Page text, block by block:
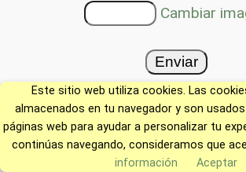
Cambiar
Este sitio web utiliza cookies. Las
almacenados en tu navegador y son
páginas web para ayudar a personalizar tu
continúas navegando, consideramos que
información
Aceptar